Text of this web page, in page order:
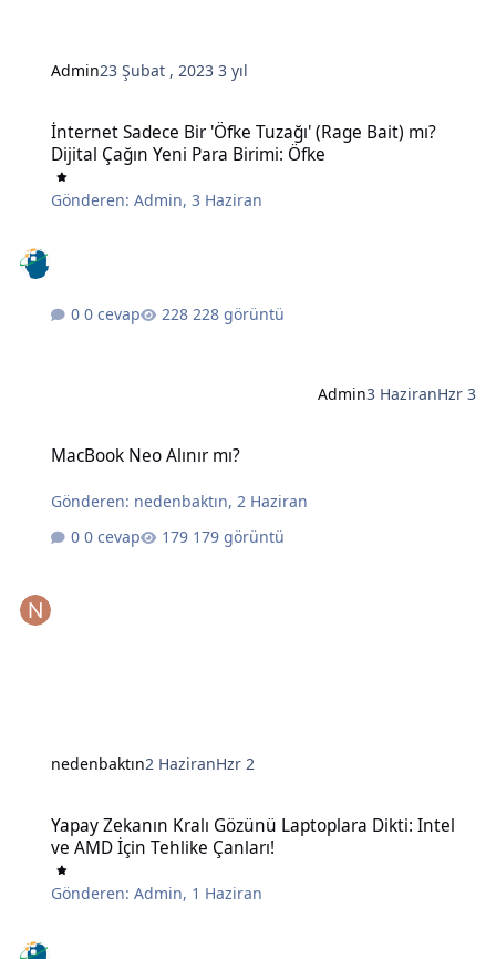
Admin23 Şubat , 20233 yıl
İnternet Sadece Bir 'Öfke Tuzağı' (Rage Bait) mı?
Dijital Çağın Yeni Para Birimi: Öfke
Gönderen:Admin,3 Haziran
0 cevap 228 görüntü
Admin3 HaziranHzr 3
MacBook Neo Alınır mı?
Gönderen: nedenbaktın,2 Haziran
0 cevap
179 görüntü
nedenbaktın2 HaziranHzr 2
Yapay Zekanın Kralı Gözünü Laptoplara Dikti: Intel
ve AMD İçin Tehlike Çanları!
Gönderen:Admin, 1 Haziran